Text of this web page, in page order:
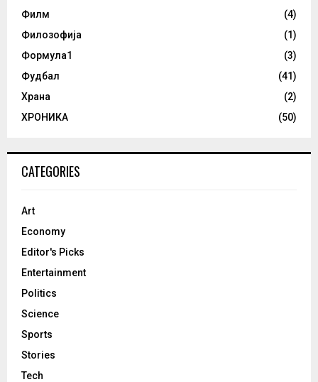
Филм
(4)
Филозофија
(1)
Формула1
(3)
Фудбал
(41)
Храна
(2)
ХРОНИКА
(50)
CATEGORIES
Art
Economy
Editor's Picks
Entertainment
Politics
Science
Sports
Stories
Tech